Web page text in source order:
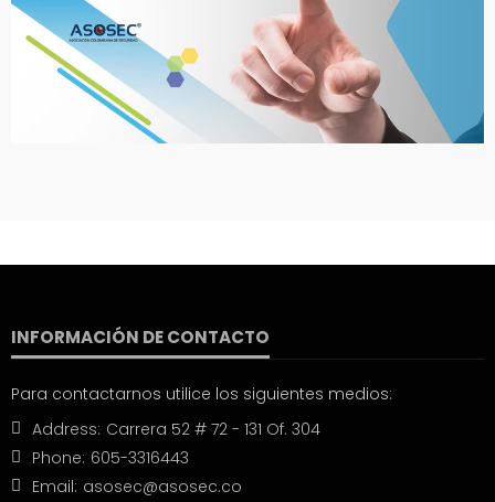
INFORMACIÓN DE CONTACTO
Para contactarnos utilice los siguientes medios:
Address: Carrera 52 # 72 - 131 Of. 304
Phone: 605-3316443
Email: asosec@asosec.co